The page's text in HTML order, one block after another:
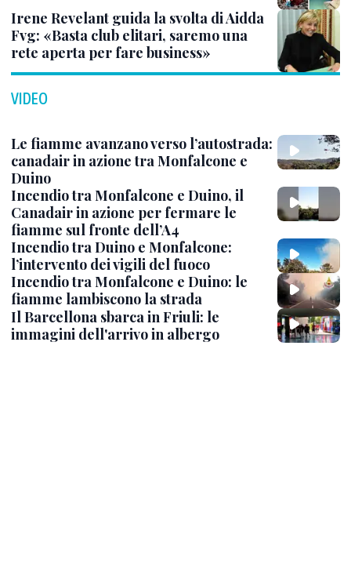
Irene Revelant guida la svolta di Aidda
Fvg: «Basta club elitari, saremo una
rete aperta per fare business»
VIDEO
Le fiamme avanzano verso l’autostrada:
canadair in azione tra Monfalcone e
Duino
Incendio tra Monfalcone e Duino, il
Canadair in azione per fermare le
fiamme sul fronte dell’A4
Incendio tra Duino e Monfalcone:
l’intervento dei vigili del fuoco
Incendio tra Monfalcone e Duino: le
fiamme lambiscono la strada
Il Barcellona sbarca in Friuli: le
immagini dell'arrivo in albergo